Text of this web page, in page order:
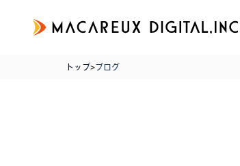
トップ>ブログ